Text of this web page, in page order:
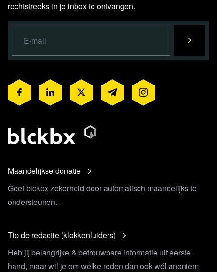
rechtstreeks in je inbox te ontvangen.
Maandelijkse donatie
Geef blckbx zekerheid door automatisch maandelijks te
ondersteunen.
Tip de redactie (klokkenluiders)
Heb jij belangrijke & betrouwbare informatie uit eerste
hand, maar wil je om welke reden dan ook wél anoniem